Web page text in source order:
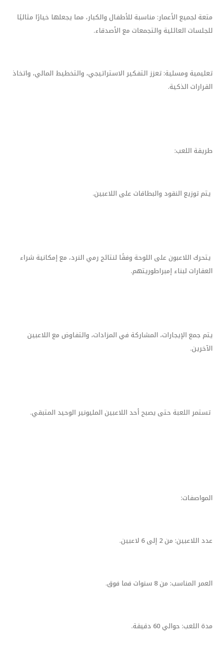
متعة لجميع الأعمار: مناسبة للأطفال والكبار، مما يجعلها خيارًا مثاليًا
للجلسات العائلية والتجمعات مع الأصدقاء.
تعليمية ومسلية: تعزز التفكير الاستراتيجي، والتخطيط المالي، واتخاذ
القرارات الذكية.
طريقة اللعب:
يتم توزيع النقود والبطاقات على اللاعبين.
يتحرك اللاعبون على اللوحة وفقًا لنتائج رمي النرد، مع إمكانية شراء
العقارات لبناء إمبراطوريتهم.
يتم جمع الإيجارات، المشاركة في المزادات، والتفاوض مع اللاعبين
الآخرين.
تستمر اللعبة حتى يصبح أحد اللاعبين المليونير الوحيد المتبقي.
المواصفات:
عدد اللاعبين: من 2 إلى 6 لاعبين.
العمر المناسب: من 8 سنوات فما فوق.
مدة اللعب: حوالي 60 دقيقة.